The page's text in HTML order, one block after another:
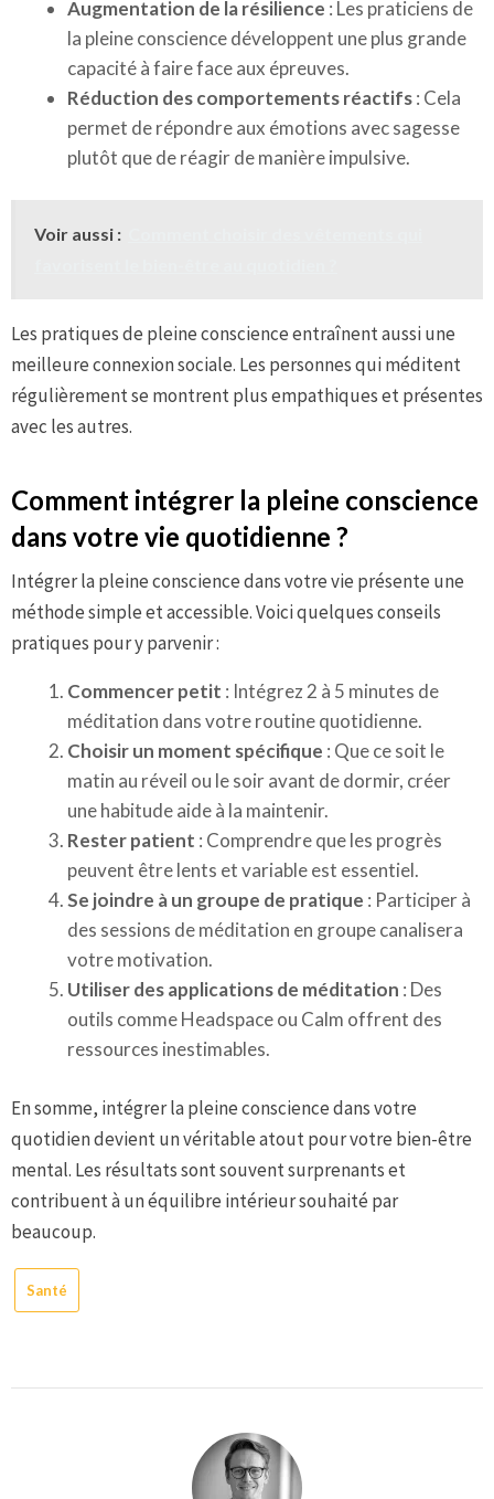
Augmentation de la résilience : Les praticiens de
la pleine conscience développent une plus grande
capacité à faire face aux épreuves.
Réduction des comportements réactifs: Cela
permet de répondre aux émotions avec sagesse
plutôt que de réagir de manière impulsive.
Voir aussi :
Les pratiques de pleine conscience entraînent aussi une
meilleure connexion sociale. Les personnes qui méditent
régulièrement se montrent plus empathiques et présentes
avec les autres.
Comment intégrer la pleine conscience
dans votre vie quotidienne ?
Intégrer la pleine conscience dans votre vie présente une
méthode simple et accessible. Voici quelques conseils
pratiques pour y parvenir :
Commencer petit : Intégrez 2 à 5 minutes de
méditation dans votre routine quotidienne.
Choisir un moment spécifique : Que ce soit le
matin au réveil ou le soir avant de dormir, créer
une habitude aide à la maintenir.
Rester patient : Comprendre que les progrès
peuvent être lents et variable est essentiel.
Se joindre à un groupe de pratique : Participer à
des sessions de méditation en groupe canalisera
votre motivation.
Utiliser des applications de méditation : Des
outils comme Headspace ou Calm offrent des
ressources inestimables.
En somme, intégrer la pleine conscience dans votre
quotidien devient un véritable atout pour votre bien-être
mental. Les résultats sont souvent surprenants et
contribuent à un équilibre intérieur souhaité par
beaucoup.
Santé